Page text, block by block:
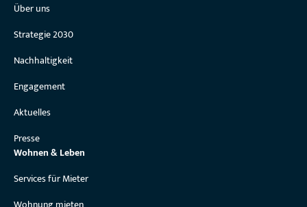
Über uns
Strategie 2030
Nachhaltigkeit
Engagement
Aktuelles
Presse
Wohnen & Leben
Services für Mieter